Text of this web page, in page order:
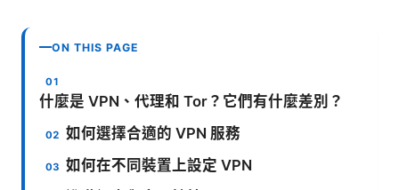
ON THIS PAGE
什麼是 VPN、代理和 Tor？它們有什麼差別？
如何選擇合適的 VPN 服務
如何在不同裝置上設定 VPN